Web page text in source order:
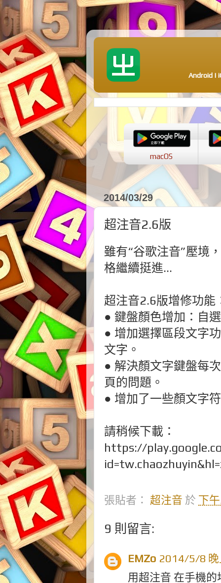
Android |
macOS
2014/03/29
超注音2.6版
雖有“谷歌注音”壓境
格繼續挺進...
超注音2.6版增修功能
● 鍵盤顏色增加：自
● 增加選擇區段文字
文字。
● 解決顏文字鍵盤每
頁的問題。
● 增加了一些顏文字
請稍候下載：
https://
張貼者： 超注音 於 下
9 則留言:
EMZo 2014/5/8
用超注音 在手機